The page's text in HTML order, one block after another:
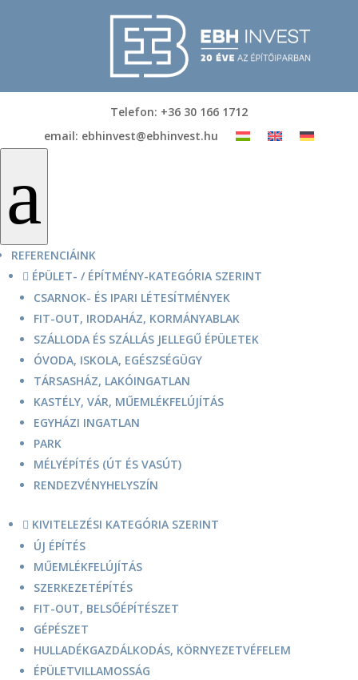
Telefon: +36 30 166 1712
email: ebhinvest@ebhinvest.hu
a
REFERENCIÁINK
 ÉPÜLET- / ÉPÍTMÉNY-KATEGÓRIA SZERINT
CSARNOK- ÉS IPARI LÉTESÍTMÉNYEK
FIT-OUT, IRODAHÁZ, KORMÁNYABLAK
SZÁLLODA ÉS SZÁLLÁS JELLEGŰ ÉPÜLETEK
ÓVODA, ISKOLA, EGÉSZSÉGÜGY
TÁRSASHÁZ, LAKÓINGATLAN
KASTÉLY, VÁR, MŰEMLÉKFELÚJÍTÁS
EGYHÁZI INGATLAN
PARK
MÉLYÉPÍTÉS (ÚT ÉS VASÚT)
RENDEZVÉNYHELYSZÍN
 KIVITELEZÉSI KATEGÓRIA SZERINT
ÚJ ÉPÍTÉS
MŰEMLÉKFELÚJÍTÁS
SZERKEZETÉPÍTÉS
FIT-OUT, BELSŐÉPÍTÉSZET
GÉPÉSZET
HULLADÉKGAZDÁLKODÁS, KÖRNYEZETVÉFELEM
ÉPÜLETVILLAMOSSÁG